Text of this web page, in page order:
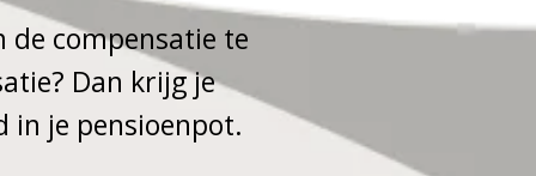
de compensatie te
Dan krijg je
in je pensioenpot.